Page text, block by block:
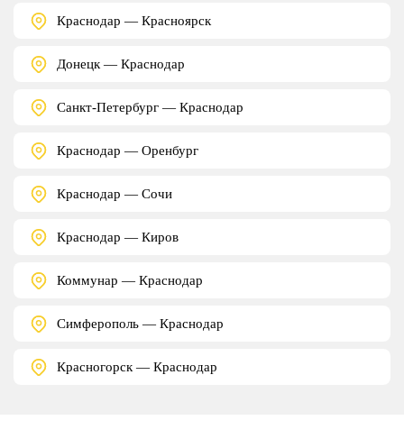
Краснодар — Красноярск
Донецк — Краснодар
Санкт-Петербург — Краснодар
Краснодар — Оренбург
Краснодар — Сочи
Краснодар — Киров
Коммунар — Краснодар
Симферополь — Краснодар
Красногорск — Краснодар